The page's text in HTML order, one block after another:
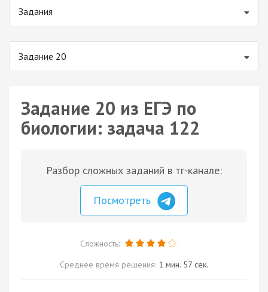
Задания
Задание 20
Задание 20 из ЕГЭ по
биологии: задача 122
Разбор сложных заданий в тг-канале:
Посмотреть
Сложность:
Среднее время решения: 1 мин. 57 сек.